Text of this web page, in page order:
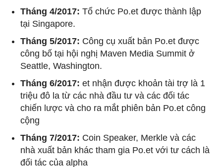
Tháng 4/2017: Tổ chức Po.et được thành lập
tại Singapore.
Tháng 5/2017: Công cụ xuất bản Po.et được
công bố tại hội nghị Maven Media Summit ở
Seattle, Washington.
Tháng 6/2017: et nhận được khoản tài trợ là 1
triệu đô la từ các nhà đầu tư và các đối tác
chiến lược và cho ra mắt phiên bản Po.et công
cộng
Tháng 7/2017: Coin Speaker, Merkle và các
nhà xuất bản khác tham gia Po.et với tư cách là
đối tác của alpha